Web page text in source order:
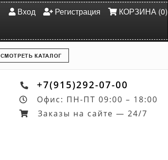
Вход Регистрация КОРЗИНА (0)
СМОТРЕТЬ КАТАЛОГ
+7(915)292-07-00
Офис: ПН-ПТ 09:00 – 18:00
Заказы на сайте — 24/7